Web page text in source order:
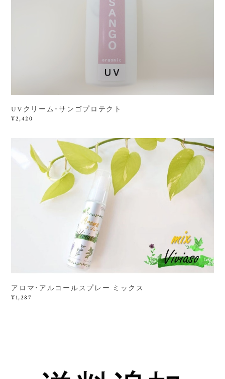
UVクリーム･サンゴプロテクト
¥2,420
アロマ･アルコールスプレー ミックス
¥1,287